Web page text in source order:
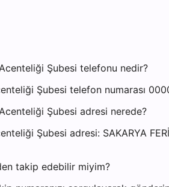
Şubesi telefonu nedir?
Şubesi telefon numarası
Şubesi adresi nerede?
Şubesi adresi: SAKARYA
takip edebilir miyim?